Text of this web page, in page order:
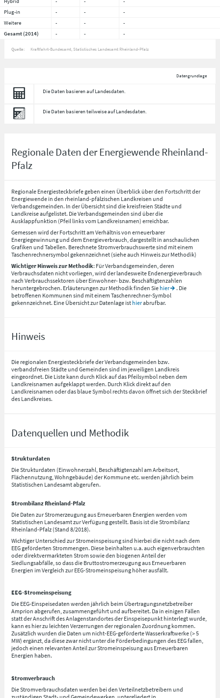
Plug-in
- -
-
Weitere
- -
-
Gesamt (2014)
- - -
Quelle: Kraftfahrt-Bundesamt, Statistisches Landesamt Rheinland-Pfalz
Datengrundlage
Die Daten basieren auf Landesdaten.
Die Daten basieren teilweise auf Landesdaten.
Regionale Daten der Energiewende Rheinland-
Pfalz
Regionale Energiesteckbriefe geben einen Überblick über den Fortschritt der
Energiewende in den rheinland-pfälzischen Landkreisen und
Verbandsgemeinden. In der Übersicht sind die kreisfreien Städte und
Landkreise aufgelistet. Die Verbandsgemeinden sind über die
Ausklappfunktion (Pfeil links vom Landkreisnamen) erreichbar.
Gemessen wird der Fortschritt am Verhältnis von erneuerbarer
Energiegewinnung und dem Energieverbrauch, dargestellt in anschaulichen
Grafiken und Tabellen. Berechnete Stromverbrauchswerte sind mit einem
Taschenrechnersymbol gekennzeichnet (siehe auch Hinweis zur Methodik)
Wichtiger Hinweis zur Methodik: Für Verbandsgemeinden, deren
Verbrauchsdaten nicht vorliegen, wird der landesweite Endenergieverbrauch
nach Verbrauchssektoren über Einwohner- bzw. Beschäftigtenzahlen
heruntergebrochen. Erläuterungen zur Methodik finden Sie hier
. Die
betroffenen Kommunen sind mit einem Taschenrechner-Symbol
gekennzeichnet. Eine Übersicht zur Datenlage ist hierabrufbar.
Hinweis
Die regionalen Energiesteckbriefe der Verbandsgemeinden bzw.
verbandsfreien Städte und Gemeinden sind im jeweiligen Landkreis
eingeordnet. Die Liste kann durch Klick auf das Pfeilsymbol neben dem
Landkreisnamen aufgeklappt werden. Durch Klick direkt auf den
Landkreisnamen oder das blaue Symbol rechts davon öffnet sich der Steckbrief
des Landkreises.
Datenquellen und Methodik
Strukturdaten
Die Strukturdaten (Einwohnerzahl, Beschäftigtenzahl am Arbeitsort,
Flächennutzung, Wohngebäude) der Kommune etc. werden jährlich beim
Statistischen Landesamt abgerufen.
Strombilanz Rheinland-Pfalz
Die Daten zur Stromerzeugung aus Erneuerbaren Energien werden vom
Statistischen Landesamt zur Verfügung gestellt. Basis ist die Strombilanz
Rheinland-Pfalz (Stand 8/2018).
Wichtiger Unterschied zur Stromeinspeisung sind hierbei die nicht nach dem
EEG geförderten Strommengen. Diese beinhalten u.a. auch eigenverbrauchten
oder direktvermarkteten Strom sowie den biogenen Anteil der
Siedlungsabfälle, so dass die Bruttostromerzeugung aus Erneuerbaren
Energien im Vergleich zur EEG-Stromeinspeisung höher ausfällt.
EEG-Stromeinspeisung
Die EEG-Einspeisedaten werden jährlich beim Übertragungsnetzbetreiber
Amprion abgerufen, zusammengeführt und aufbereitet. Da in einigen Fällen
statt der Anschrift des Anlagenstandortes der Einspeisepunkt hinterlegt wurde,
kann es hier zu leichten Verzerrungen der regionalen Zuordnung kommen.
Zusätzlich wurden die Daten um nicht-EEG-geförderte Wasserkraftwerke (> 5
MW) ergänzt, da diese zwar nicht unter die Förderbedingungen des EEG fallen,
jedoch einen relevanten Anteil zur Stromeinspeisung aus Erneuerbaren
Energien haben.
Stromverbrauch
Die Stromverbrauchsdaten werden bei den Verteilnetzbetreibern und